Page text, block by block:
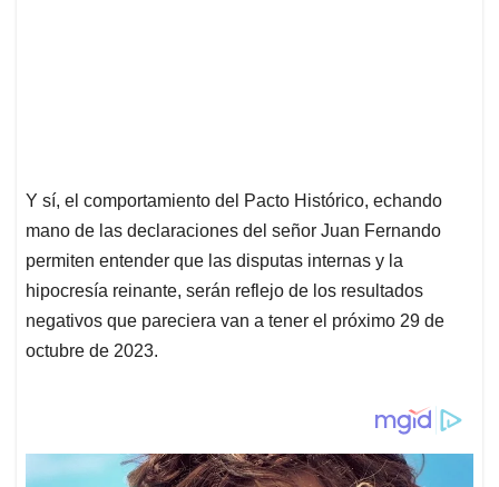
Y sí, el comportamiento del Pacto Histórico, echando
mano de las declaraciones del señor Juan Fernando
permiten entender que las disputas internas y la
hipocresía reinante, serán reflejo de los resultados
negativos que pareciera van a tener el próximo 29 de
octubre de 2023.